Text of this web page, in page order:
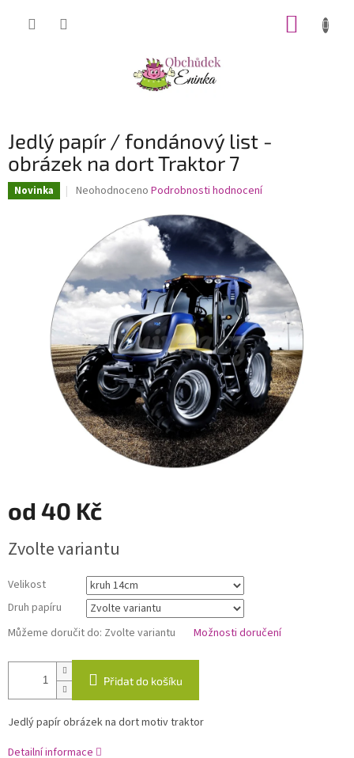
Jedlý papír / fondánový list -
obrázek na dort Traktor 7
Novinka
Průměrné
0,0
z
5
hvězdiček.
Neohodnoceno Podrobnosti hodnocení
od 40 Kč
cena:
Zvolte variantu
Velikost
Druh papíru
Můžeme doručit do: Zvolte variantu Možnosti doručení
Přidat do košíku
Jedlý papír obrázek na dort motiv traktor
Detailní informace